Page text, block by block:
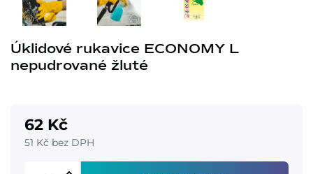
Úklidové rukavice ECONOMY L
nepudrované žluté
62 Kč
51 Kč bez DPH